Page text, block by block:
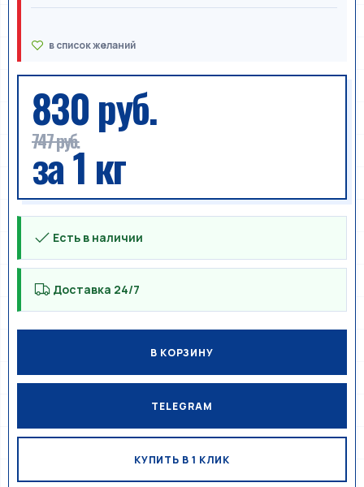
830 руб.
747 руб.
за 1 кг
Есть в наличии
Доставка 24/7
В КОРЗИНУ
TELEGRAM
КУПИТЬ В 1 КЛИК